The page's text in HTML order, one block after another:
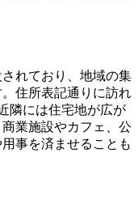
れており、地域の集
住所表記通りに訪れ
隣には住宅地が広が
業施設やカフェ、公
事を済ませることも